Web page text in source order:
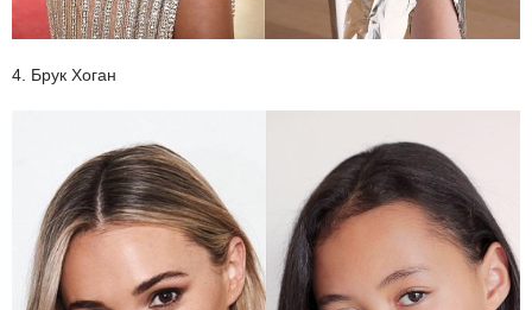
4. Брук Хоган